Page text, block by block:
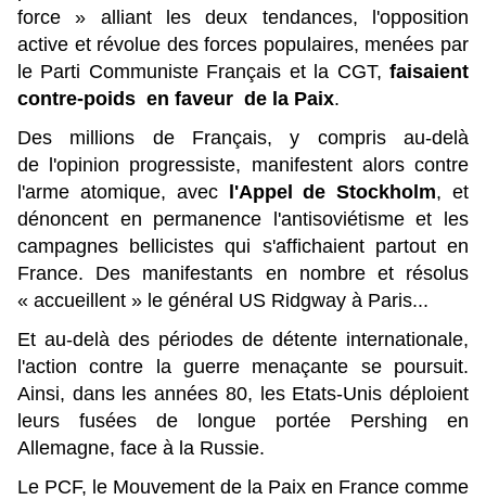
force » alliant les deux tendances, l'opposition
active et révolue des forces populaires, menées par
le Parti Communiste Français et la CGT, faisaient
contre-poids en faveur de la Paix.
Des millions de Français, y compris au-delà
de l'opinion progressiste, manifestent alors contre
l'arme atomique, avec
l'Appel de Stockholm, et
dénoncent en permanence l'antisoviétisme et les
campagnes bellicistes qui s'affichaient partout en
France. Des manifestants en nombre et résolus
« accueillent » le général US Ridgway à Paris...
Et au-delà des périodes de détente internationale,
l'action contre la guerre menaçante se poursuit.
Ainsi, dans les années 80, les Etats-Unis déploient
leurs fusées de longue portée Pershing en
Allemagne, face à la Russie.
Le PCF, le Mouvement de la Paix en France comme